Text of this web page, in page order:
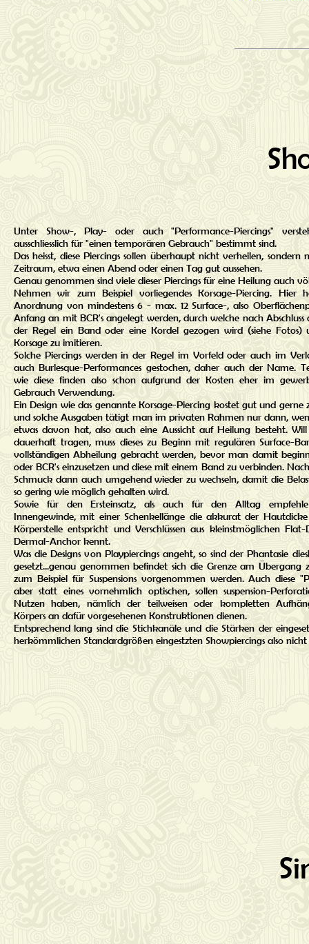
Unter Show-, Play- oder auch "Performance-Piercings"
ausschliesslich für "einen temporären Gebrauch" bestimmt sind.
Das heisst, diese Piercings sollen überhaupt nicht verheilen,
Zeitraum, etwa einen Abend oder einen Tag gut aussehen.
Genau genommen sind viele dieser Piercings für eine Heilung auch
Nehmen wir zum Beispiel vorliegendes Korsage-Piercing.
Anordnung von mindestens 6 - max. 12 Surface-, also
Anfang an mit BCR's angelegt werden, durch welche nach Abschluss
der Regel ein Band oder eine Kordel gezogen wird (siehe Fotos)
Korsage zu imitieren.
Solche Piercings werden in der Regel im Vorfeld oder auch im
auch Burlesque-Performances gestochen, daher auch der Name.
wie diese finden also schon aufgrund der Kosten eher im
Gebrauch Verwendung.
Ein Design wie das genannte Korsage-Piercing kostet gut und
und solche Ausgaben tätigt man im privaten Rahmen nur dann,
etwas davon hat, also auch eine Aussicht auf Heilung besteht. Will
dauerhaft tragen, muss dieses zu Beginn mit regulären Surface-
vollständigen Abheilung gebracht werden, bevor man damit
oder BCR's einzusetzen und diese mit einem Band zu verbinden.
Schmuck dann auch umgehend wieder zu wechseln, damit die
so gering wie möglich gehalten wird.
Sowie für den Ersteinsatz, als auch für den Alltag
Innengewinde, mit einer Schenkellänge die akkurat der
Körperstelle entspricht und Verschlüssen aus kleinstmöglichen
Dermal-Anchor kennt.
Was die Designs von Playpiercings angeht, so sind der Phantasie
gesetzt...genau genommen befindet sich die Grenze am Übergang
zum Beispiel für Suspensions vorgenommen werden. Auch diese
aber statt eines vornehmlich optischen, sollen suspension-
Nutzen haben, nämlich der teilweisen oder kompletten
Körpers an dafür vorgesehenen Konstruktionen dienen.
Entsprechend lang sind die Stichkanäle und die Stärken der
herkömmlichen Standardgrößen eingestzten Showpiercings also